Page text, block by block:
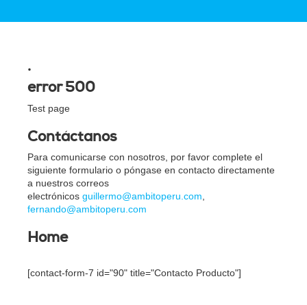
.
error 500
Test page
Contáctanos
Para comunicarse con nosotros, por favor complete el
siguiente formulario o póngase en contacto directamente
a nuestros correos
electrónicos guillermo@ambitoperu.com
fernando@ambitoperu.com
Home
[contact-form-7 id="90" title="Contacto Producto"]